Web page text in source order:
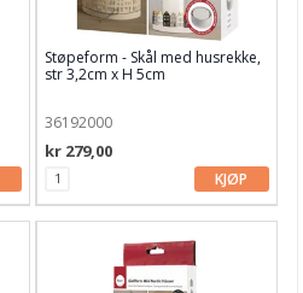
Støpeform - Skål med husrekke,
str 3,2cm x H 5cm
36192000
kr 279,00
KJØP